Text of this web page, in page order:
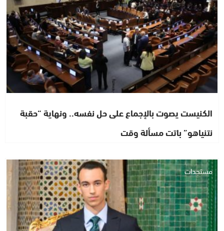
الكنيست يصوت بالإجماع على حل نفسه.. ونهاية “حقبة
نتنياهو” باتت مسألة وقت
مستجدات